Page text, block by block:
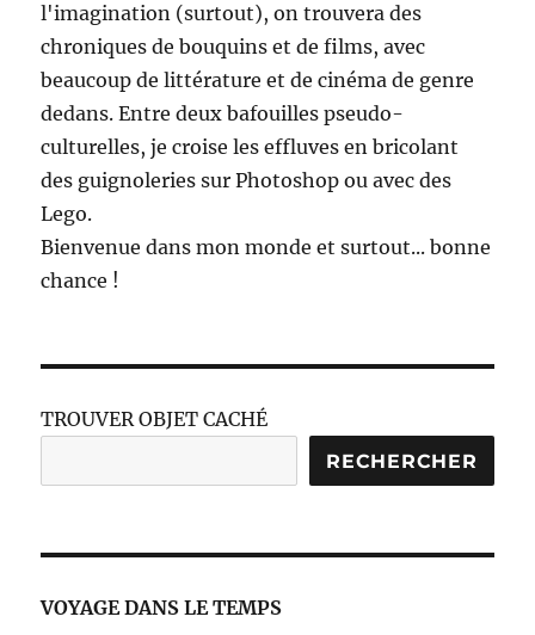
l'imagination (surtout), on trouvera des
chroniques de bouquins et de films, avec
beaucoup de littérature et de cinéma de genre
dedans. Entre deux bafouilles pseudo-
culturelles, je croise les effluves en bricolant
des guignoleries sur Photoshop ou avec des
Lego.
Bienvenue dans mon monde et surtout... bonne
chance !
TROUVER OBJET CACHÉ
RECHERCHER
VOYAGE DANS LE TEMPS